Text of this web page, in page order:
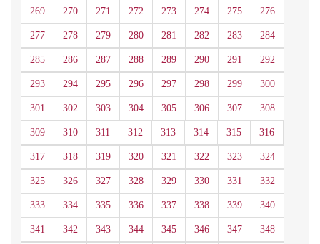
269 270 271 272 273 274 275 276
277 278 279 280 281 282 283 284
285 286 287 288 289 290 291 292
293 294 295 296 297 298 299 300
301 302 303 304 305 306 307 308
309 310 311 312 313 314 315 316
317 318 319 320 321 322 323 324
325 326 327 328 329 330 331 332
333 334 335 336 337 338 339 340
341 342 343 344 345 346 347 348